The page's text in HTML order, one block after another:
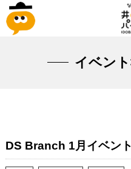
イベン
DS Branch 1月イベント